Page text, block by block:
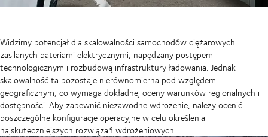
Widzimy potencjał dla skalowalności samochodów ciężarowych
zasilanych bateriami elektrycznymi, napędzany postępem
technologicznym i rozbudową infrastruktury ładowania. Jednak
skalowalność ta pozostaje nierównomierna pod względem
geograficznym, co wymaga dokładnej oceny warunków regionalnych i
dostępności. Aby zapewnić niezawodne wdrożenie, należy ocenić
poszczególne konfiguracje operacyjne w celu określenia
najskuteczniejszych rozwiązań wdrożeniowych.